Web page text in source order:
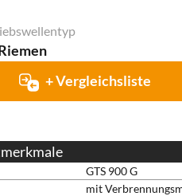
+ Vergleichsliste
GTS 900 G
mit